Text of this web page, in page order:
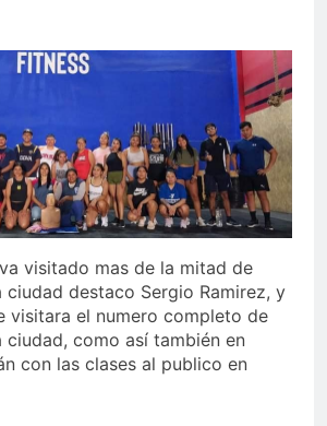
visitado mas de la mitad de
ciudad destaco Sergio Ramirez, y
visitara el numero completo de
ciudad, como así también en
con las clases al publico en